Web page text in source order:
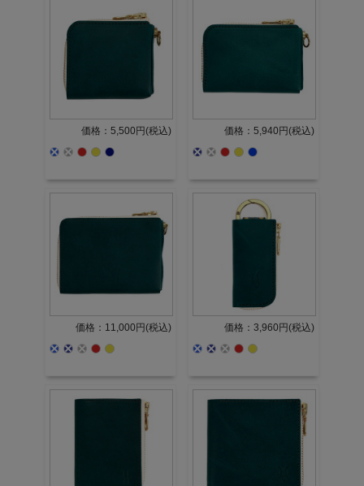
価格：5,500円(税込) 価格：5,940円(税込)
価格：11,000円(税込) 価格：3,960円(税込)